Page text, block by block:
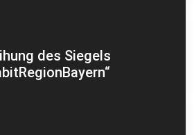
des Siegels